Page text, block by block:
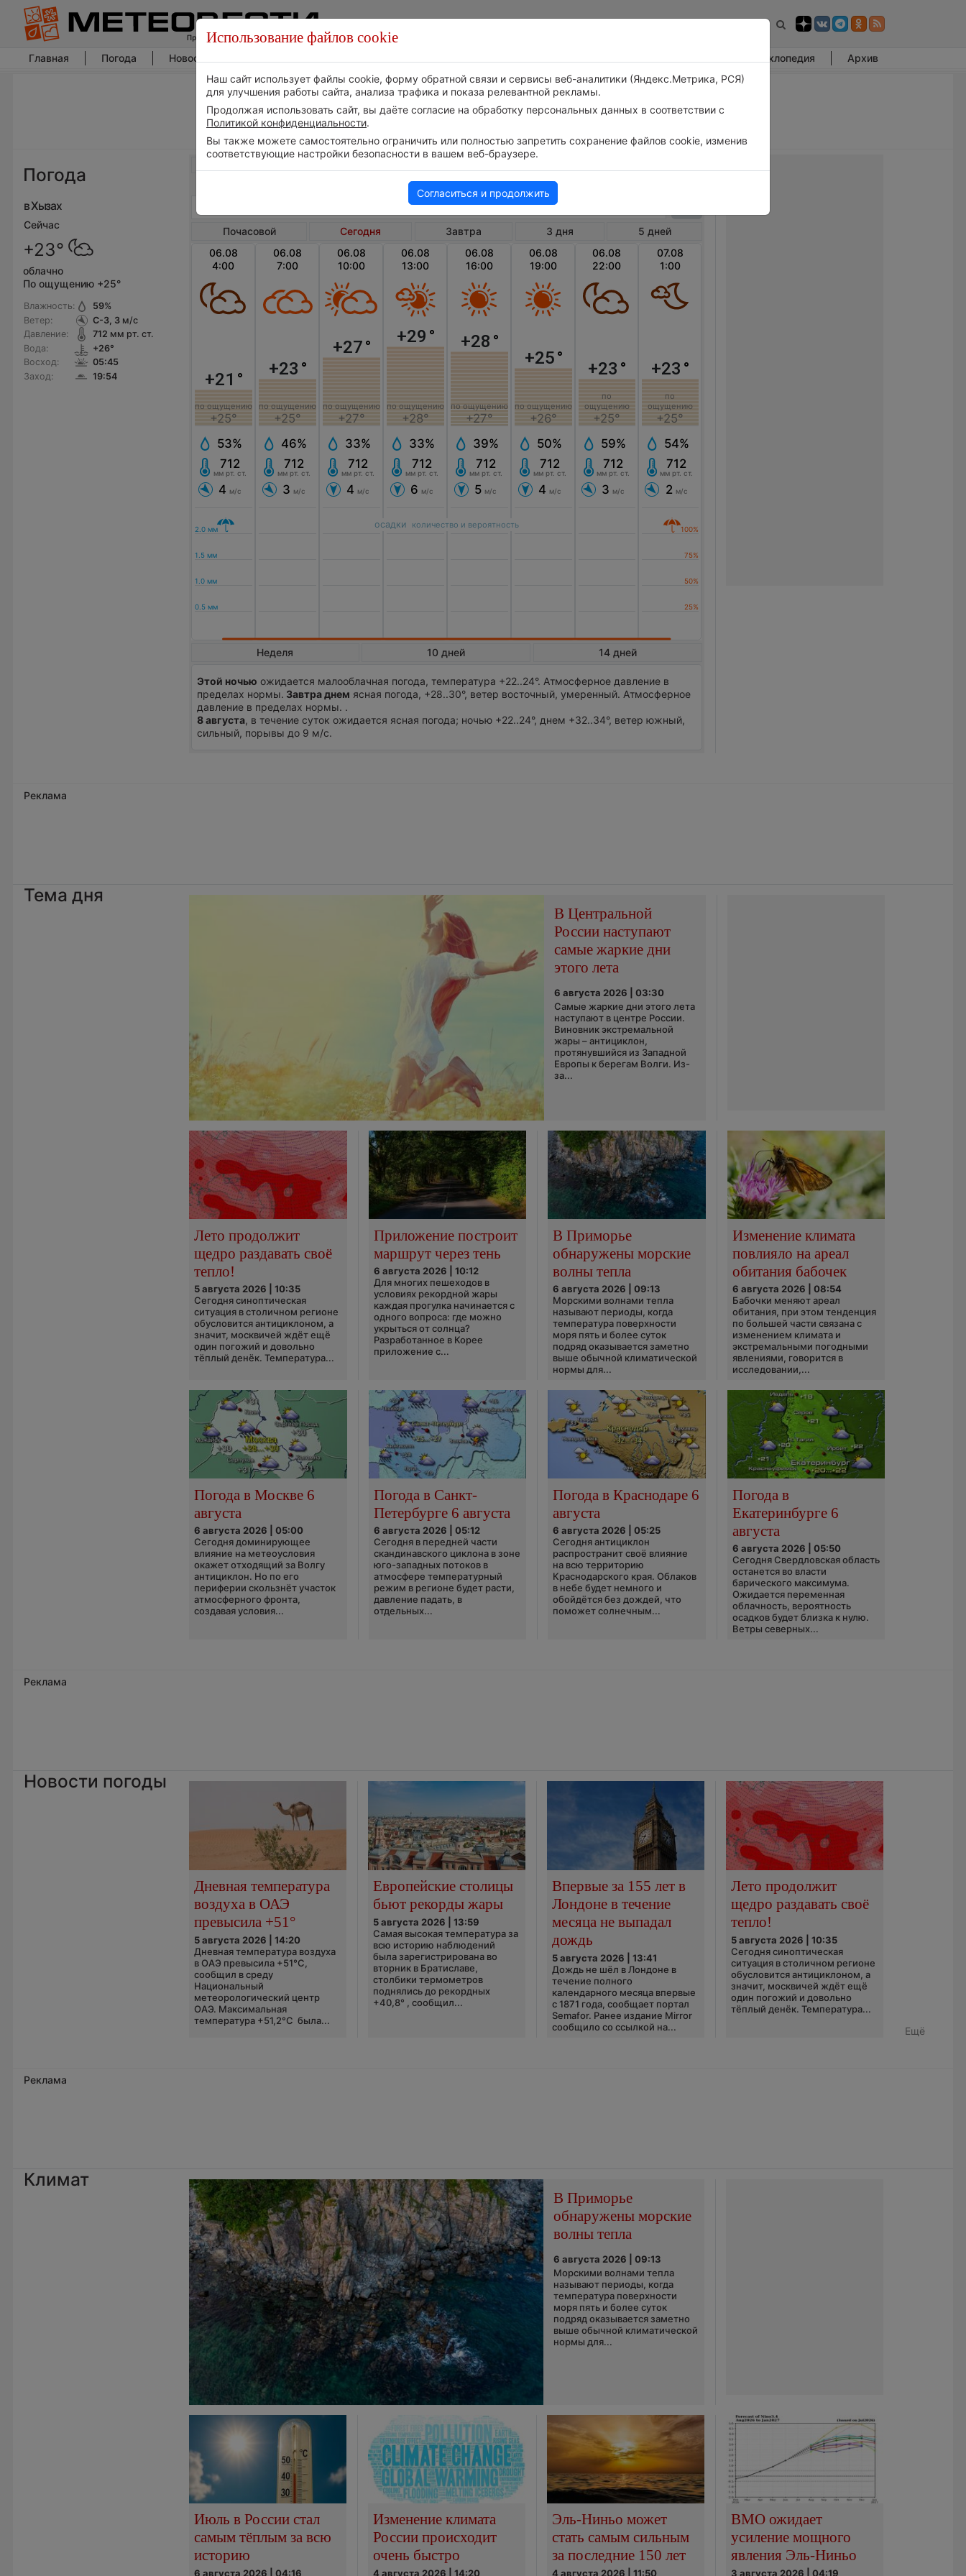
Главная Погода Новости погоды Энциклопедия Архив
Погода
в Хызах
Сейчас
+23°
облачно
По ощущению +25°
Влажность:
Ветер:
Давление:
Вода:
Восход:
Заход:
59%
С-З, 3м/с
712 мм рт. ст.
+26°
05:45
19:54
Погода в Хызах сегодня
Почасовой Сегодня Завтра 3 дня
5 дней
06.08
4:00
+21 °
по ощущению
+25°
53%
712
мм рт. ст.
4 м/с
06.08
7:00
+23 °
по ощущению
+25°
46%
712
мм рт. ст.
3 м/с
06.08
10:00
+27°
по ощущению
+27°
33%
712
мм рт. ст.
4 м/с
06.08
13:00
+29 °
по ощущению
+28°
33%
712
мм рт. ст.
6 м/с
06.08
16:00
+28 °
по ощущению
+27°
39%
712
мм рт. ст.
5 м/с
06.08
19:00
+25°
по ощущению
+26°
50%
712
мм рт. ст.
4 м/с
06.08
22:00
+23 °
по
ощущению
+25°
59%
712
мм рт. ст.
3 м/с
07.08
1:00
+23 °
по
ощущению
+25°
54%
712
мм рт. ст.
2 м/с
осадки количество и вероятность
Неделя 10 дней 14 дней
Этой ночью ожидается малооблачная погода, температура +22..24°. Атмосферное давление в
пределах нормы. Завтра днем ясная погода, +28..30°, ветер восточный, умеренный. Атмосферное
давление в пределах нормы. .
8 августа, в течение суток ожидается ясная погода; ночью +22..24°, днем +32..34°, ветер южный,
сильный, порывы до 9 м/с.
Реклама
Тема дня
В Центральной
России наступают
самые жаркие дни
этого лета
6 августа 2026 | 03:30
Самые жаркие дни этого лета
наступают в центре России.
Виновник экстремальной
жары – антициклон,
протянувшийся из Западной
Европы к берегам Волги. Из-
за...
Лето продолжит
щедро раздавать своё
тепло!
5 августа 2026 | 10:35
Сегодня синоптическая
ситуация в столичном регионе
обусловится антициклоном, а
значит, москвичей ждёт ещё
один погожий и довольно
тёплый денёк. Температура...
Приложение построит
маршрут через тень
6 августа 2026 | 10:12
Для многих пешеходов в
условиях рекордной жары
каждая прогулка начинается с
одного вопроса: где можно
укрыться от солнца?
Разработанное в Корее
приложение с...
В Приморье
обнаружены морские
волны тепла
6 августа 2026 | 09:13
Морскими волнами тепла
называют периоды, когда
температура поверхности
моря пять и более суток
подряд оказывается заметно
выше обычной климатической
нормы для...
Изменение климата
повлияло на ареал
обитания бабочек
6 августа 2026 | 08:54
Бабочки меняют ареал
обитания, при этом тенденция
по большей части связана с
изменением климата и
экстремальными погодными
явлениями, говорится в
исследовании,...
Погода в Москве 6
августа
6 августа 2026 | 05:00
Сегодня доминирующее
влияние на метеоусловия
окажет отходящий за Волгу
антициклон. Но по его
периферии скользнёт участок
атмосферного фронта,
создавая условия...
Погода в Санкт-
Петербурге 6 августа
6 августа 2026 | 05:12
Сегодня в передней части
скандинавского циклона в зоне
юго-западных потоков в
атмосфере температурный
режим в регионе будет расти,
давление падать, в
отдельных...
Погода в Краснодаре 6
августа
6 августа 2026 | 05:25
Сегодня антициклон
распространит своё влияние
на всю территорию
Краснодарского края. Облаков
в небе будет немного и
обойдётся без дождей, что
поможет солнечным...
Погода в
Екатеринбурге 6
августа
6 августа 2026 | 05:50
Сегодня Свердловская область
останется во власти
барического максимума.
Ожидается переменная
облачность, вероятность
осадков будет близка к нулю.
Ветры северных...
Реклама
Новости погоды
Дневная температура
воздуха в ОАЭ
превысила +51°
5 августа 2026 | 14:20
Дневная температура воздуха
в ОАЭ превысила +51°C,
сообщил в среду
Национальный
метеорологический центр
ОАЭ. Максимальная
температура +51,2°C была...
Европейские столицы
бьют рекорды жары
5 августа 2026 | 13:59
Самая высокая температура за
всю историю наблюдений
была зарегистрирована во
вторник в Братиславе,
столбики термометров
поднялись до рекордных
+40,8° , сообщил...
Впервые за 155 лет в
Лондоне в течение
месяца не выпадал
дождь
5 августа 2026 | 13:41
Дождь не шёл в Лондоне в
течение полного
календарного месяца впервые
с 1871 года, сообщает портал
Semafor. Ранее издание Mirror
сообщило со ссылкой на...
Лето продолжит
щедро раздавать своё
тепло!
5 августа 2026 | 10:35
Сегодня синоптическая
ситуация в столичном регионе
обусловится антициклоном, а
значит, москвичей ждёт ещё
один погожий и довольно
тёплый денёк. Температура...
Ещё
Реклама
Климат
В Приморье
обнаружены морские
волны тепла
6 августа 2026 | 09:13
Морскими волнами тепла
называют периоды, когда
температура поверхности
моря пять и более суток
подряд оказывается заметно
выше обычной климатической
нормы для...
Июль в России стал
самым тёплым за всю
историю
6 августа 2026 | 04:16
Изменение климата
России происходит
очень быстро
4 августа 2026 | 14:20
Эль-Ниньо может
стать самым сильным
за последние 150 лет
4 августа 2026 | 11:50
ВМО ожидает
усиление мощного
явления Эль-Ниньо
3 августа 2026 | 04:19
Использование файлов cookie
Наш сайт использует файлы cookie, форму обратной связи и сервисы веб-аналитики (Яндекс.Метрика, РСЯ)
для улучшения работы сайта, анализа трафика и показа релевантной рекламы.
Продолжая использовать сайт, вы даёте согласие на обработку персональных данных в соответствии с
Политикой конфиденциальности.
Вы также можете самостоятельно ограничить или полностью запретить сохранение файлов cookie, изменив
соответствующие настройки безопасности в вашем веб-браузере.
Согласиться и продолжить